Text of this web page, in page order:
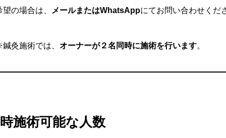
望の場合は、 メールまたはWhatsAppにてお問い合わせくだ
灸施術では、 オーナーが２名同時に施術を行います。
施術可能な人数